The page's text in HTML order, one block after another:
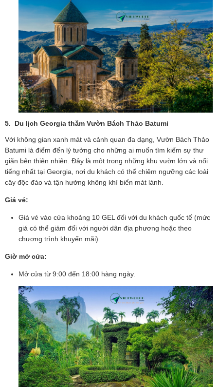
5. Du lịch Georgia thăm Vườn Bách Thảo Batumi
Với không gian xanh mát và cảnh quan đa dạng, Vườn Bách Thảo
Batumi là điểm đến lý tưởng cho những ai muốn tìm kiếm sự thư
giãn bên thiên nhiên. Đây là một trong những khu vườn lớn và nổi
tiếng nhất tại Georgia, nơi du khách có thể chiêm ngưỡng các loài
cây độc đáo và tận hưởng không khí biển mát lành.
Giá vé:
Giá vé vào cửa khoảng 10 GEL đối với du khách quốc tế (mức
giá có thể giảm đối với người dân địa phương hoặc theo
chương trình khuyến mãi).
Giờ mở cửa:
Mở cửa từ 9:00 đến 18:00 hàng ngày.